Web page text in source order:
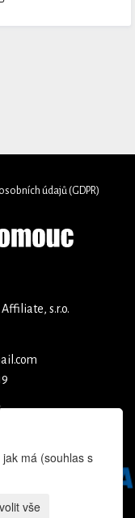
údajů (GDPR)
s.r.o.
má (souhlas s
vše